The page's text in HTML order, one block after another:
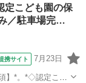
定こども園の保
／駐車場完…
携サイト 7月23日